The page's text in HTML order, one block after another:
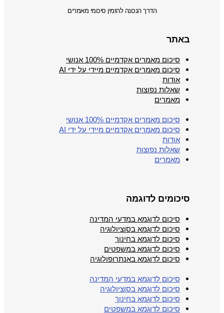
הדרך הנכונה להזמין סיכומי מאמרים
באתר
סיכום מאמרים אקדמיים 100% אנושי
סיכום מאמרים אקדמיים מיידי על ידי AI
אודות
שאלות נפוצות
מאמרים
סיכום מאמרים אקדמיים 100% אנושי
סיכום מאמרים אקדמיים מיידי על ידי AI
אודות
שאלות נפוצות
מאמרים
סיכומים לדוגמה
סיכום לדוגמא במדעי המדינה
סיכום לדוגמא בסוציולוגיה
סיכום לדוגמא בחינוך
סיכום לדוגמא במשפטים
סיכום לדוגמא באנתרופולוגיה
סיכום לדוגמא במדעי המדינה
סיכום לדוגמא בסוציולוגיה
סיכום לדוגמא בחינוך
סיכום לדוגמא במשפטים